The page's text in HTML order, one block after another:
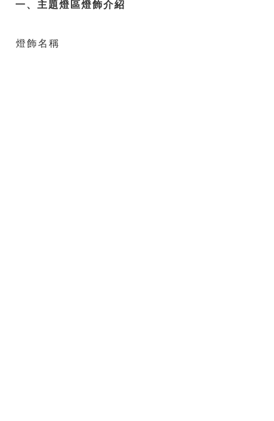
一、主題燈區燈飾介紹
燈飾名稱